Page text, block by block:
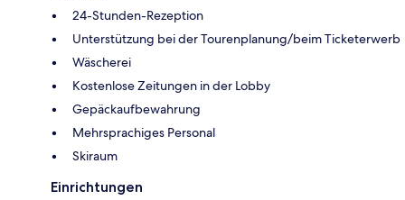
24-Stunden-Rezeption
Unterstützung bei der Tourenplanung/beim Ticketerwerb
Wäscherei
Kostenlose Zeitungen in der Lobby
Gepäckaufbewahrung
Mehrsprachiges Personal
Skiraum
Einrichtungen